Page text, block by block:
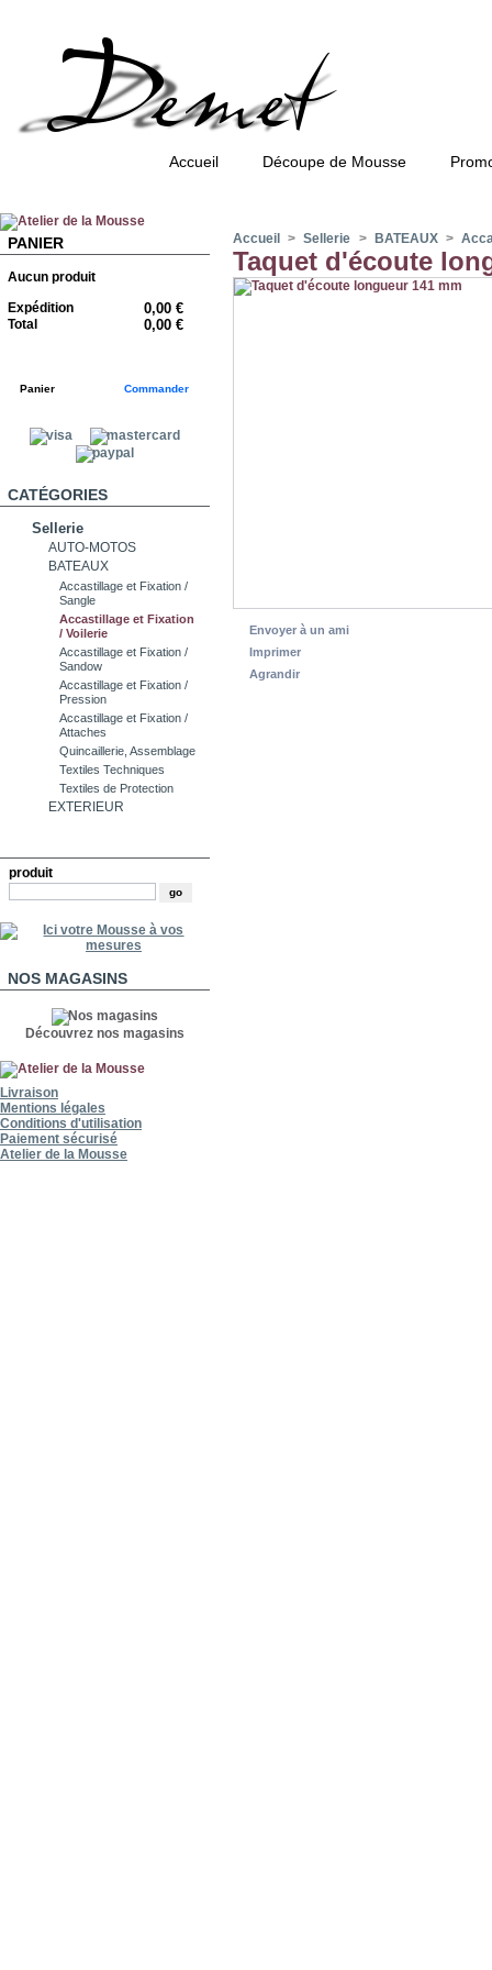
Accueil Découpe de Mousse
PANIER
Aucun produit
Expédition
0,00 €
Total 0,00 €
Panier Commander
CATÉGORIES
Sellerie
AUTO-MOTOS
BATEAUX
Accastillage et Fixation /
Sangle
Accastillage et Fixation
/ Voilerie
Accastillage et Fixation /
Sandow
Accastillage et Fixation /
Pression
Accastillage et Fixation /
Attaches
Quincaillerie, Assemblage
Textiles Techniques
Textiles de Protection
EXTERIEUR
produit
NOS MAGASINS
Découvrez nos magasins
Accueil > Sellerie > BATEAUX >
Taquet d'écoute
Envoyer à un ami
Imprimer
Agrandir
Livraison
Mentions légales
Conditions d'utilisation
Paiement sécurisé
Atelier de la Mousse